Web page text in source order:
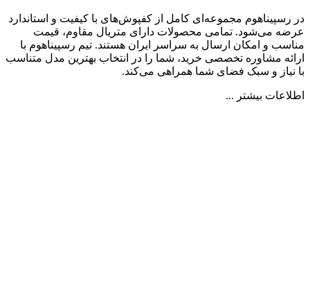
در رسپیناهوم مجموعه‌ای کامل از کفپوش‌های با کیفیت و استاندارد
عرضه می‌شود. تمامی محصولات دارای متریال مقاوم، قیمت
مناسب و امکان ارسال به سراسر ایران هستند. تیم رسپیناهوم با
ارائه مشاوره تخصصی خرید، شما را در انتخاب بهترین مدل متناسب
با نیاز و سبک فضای شما همراهی می‌کند.
اطلاعات بیشتر ...